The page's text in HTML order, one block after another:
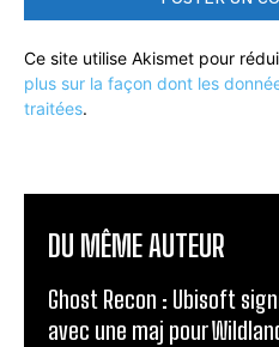
Ce site utilise Akismet pour
plus sur la façon dont les
traitées.
DU MÊME AUTEUR
Ghost Recon : Ubisoft
avec une maj pour